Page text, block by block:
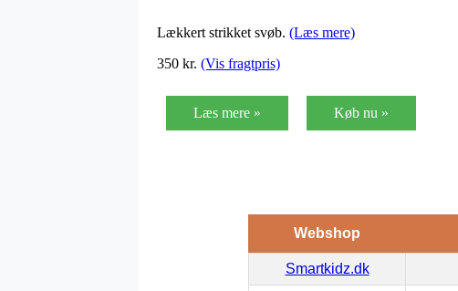
Lækkert strikket svøb. (Læs mere)
350 kr. (Vis fragtpris)
Læs mere » Køb nu »
Webshop
Smartkidz.dk